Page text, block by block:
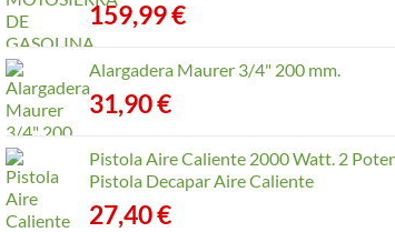
168,65 €
159,99€
Alargadera Maurer 3/4" 200 mm.
31,90€
Pistola Aire Caliente 2000 Watt. 2
Pistola Decapar Aire Caliente
27,40€